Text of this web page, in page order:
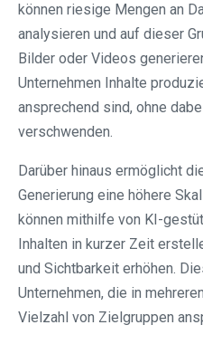
können riesige Mengen an
analysieren und auf dieser
Bilder oder Videos
Unternehmen Inhalte
ansprechend sind, ohne
verschwenden.
Darüber hinaus ermöglicht
Generierung eine höhere
können mithilfe von KI-
Inhalten in kurzer Zeit
und Sichtbarkeit erhöhen.
Unternehmen, die in
Vielzahl von Zielgruppen